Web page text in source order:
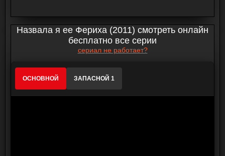
Назвала я ее Фериха (2011) смотреть онлайн
бесплатно все серии
сериал не работает?
ОСНОВНОЙ ЗАПАСНОЙ 1